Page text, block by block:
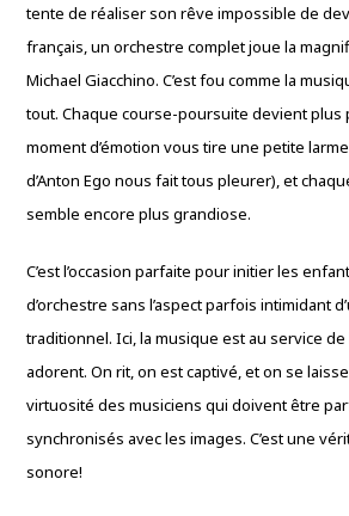
tente de réaliser son rêve impossible de
français, un orchestre complet joue la
Michael Giacchino. C’est fou comme la
tout. Chaque course-poursuite devient plus
moment d’émotion vous tire une petite
d’Anton Ego nous fait tous pleurer), et
semble encore plus grandiose.
C’est l’occasion parfaite pour initier les
d’orchestre sans l’aspect parfois intimidant
traditionnel. Ici, la musique est au service de
adorent. On rit, on est captivé, et on se
virtuosité des musiciens qui doivent être
synchronisés avec les images. C’est une
sonore!